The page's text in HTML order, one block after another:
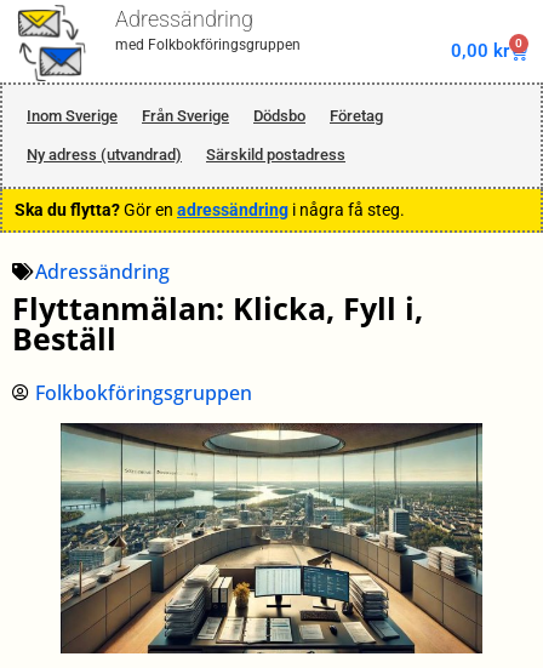
Adressändring
med Folkbokföringsgruppen 0,00 kr 0
Inom Sverige Från Sverige Dödsbo Företag
Ny adress (utvandrad) Särskild postadress
Ska du flytta?Gör en adressändring i några få steg.
Adressändring
Flyttanmälan: Klicka, Fyll i,
Beställ
Folkbokföringsgruppen